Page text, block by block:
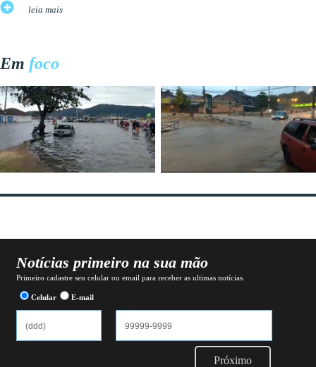
leia mais
Em foco
Notícias primeiro na sua mão
Primeiro cadastre seu celular ou email para receber as ultimas notícias.
Celular E-mail
Próximo